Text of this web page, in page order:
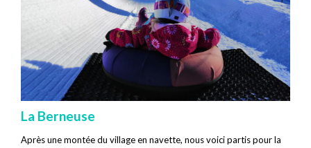
La Berneuse
Après une montée du village en navette, nous voici partis pour la